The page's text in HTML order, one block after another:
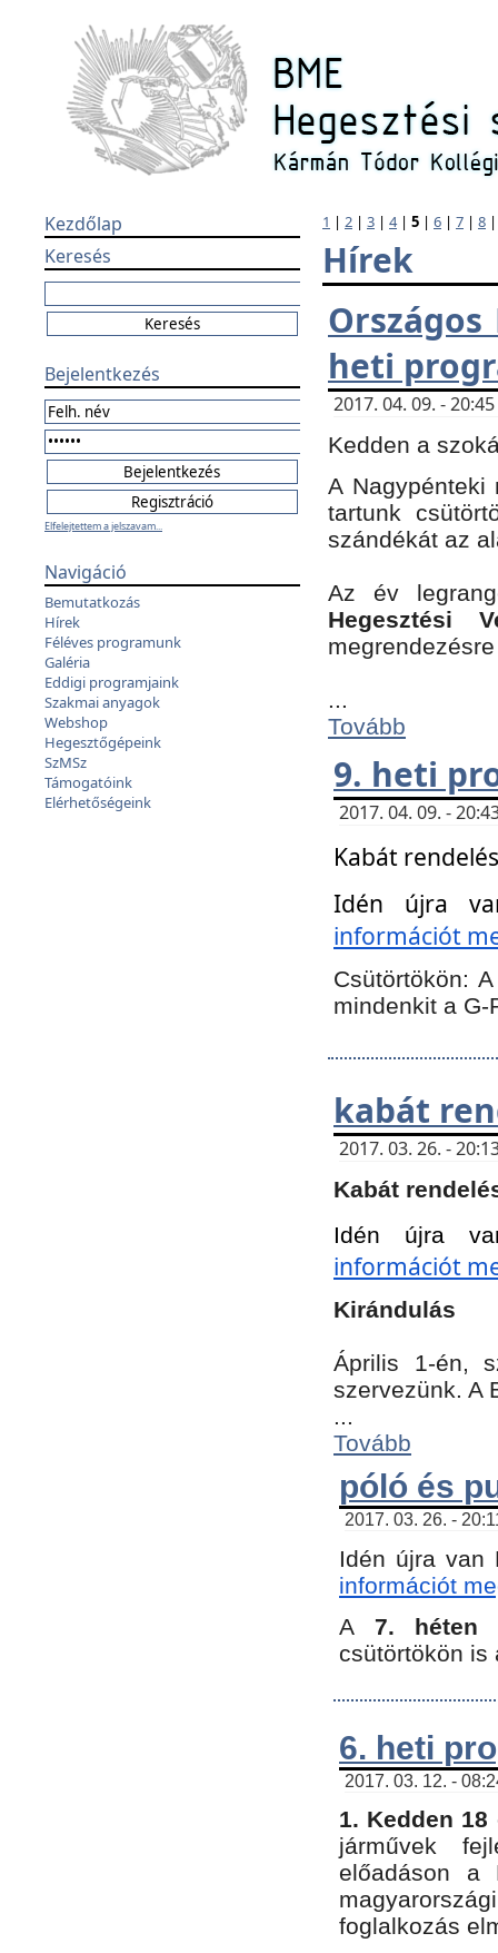
Kezdőlap
Keresés
Bejelentkezés
Elfelejtettem a jelszavam...
Navigáció
Bemutatkozás
Hírek
Féléves programunk
Galéria
Eddigi programjaink
Szakmai anyagok
Webshop
Hegesztőgépeink
SzMSz
Támogatóink
Elérhetőségeink
1 | 2 | 3 | 4| 5 | 6 | 7 | 8
Hírek
Országos
heti
2017. 04. 09. -
Kedden a
A Nagypénteki
tartunk
szándékát az
Az év
Hegesztési
...
Tovább
9. heti
2017. 04. 09. -
Kabát
Idén újra
információt
Csütörtökön:A
mindenkit a G-
kabát
2017. 03. 26. -
Kabát
Idén újra
információt
Kirándulás
Április 1-én,
szervezünk. A
...
Tovább
póló és
2017. 03. 26. -
Idén újra van
információt
A 7. héten
csütörtökön is
6. heti
2017. 03. 12. -
1. Kedden 18
járművek
előadáson a
foglalkozás